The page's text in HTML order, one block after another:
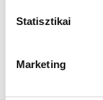
Statisztikai
Marketing